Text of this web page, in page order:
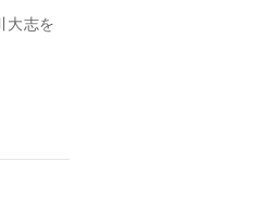
大志を